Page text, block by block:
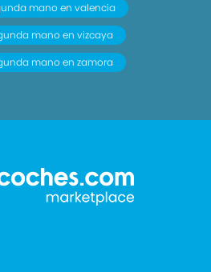
mano en valencia
mano en vizcaya
mano en zamora